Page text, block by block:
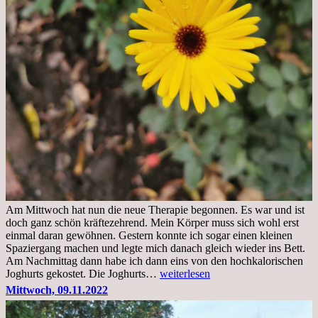
Am Mittwoch hat nun die neue Therapie begonnen. Es war und ist
doch ganz schön kräftezehrend. Mein Körper muss sich wohl erst
einmal daran gewöhnen. Gestern konnte ich sogar einen kleinen
Spaziergang machen und legte mich danach gleich wieder ins Bett.
Am Nachmittag dann habe ich dann eins von den hochkalorischen
Joghurts gekostet. Die Joghurts… Freitag,
Therapie
Beginn
weiterlesen
Mittwoch, 09.11.2022